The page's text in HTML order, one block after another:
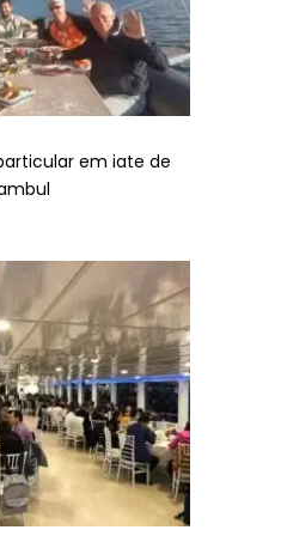
em iate de